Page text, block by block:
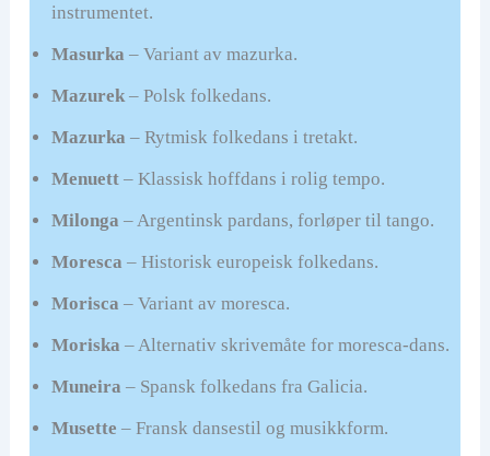
instrumentet.
Masurka – Variant av mazurka.
Mazurek– Polsk folkedans.
Mazurka – Rytmisk folkedans i tretakt.
Menuett– Klassisk hoffdans i rolig tempo.
Milonga – Argentinsk pardans, forløper til tango.
Moresca – Historisk europeisk folkedans.
Morisca – Variant av moresca.
Moriska – Alternativ skrivemåte for moresca-dans.
Muneira – Spansk folkedans fra Galicia.
Musette – Fransk dansestil og musikkform.